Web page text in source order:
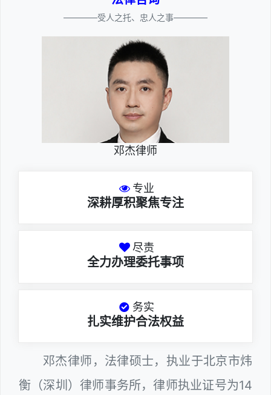
————受人之托、忠人之事————
邓杰律师
专业
深耕厚积聚焦专注
尽责
全力办理委托事项
务实
扎实维护合法权益
邓杰律师，法律硕士，执业于北京市炜
衡（深圳）律师事务所，律师执业证号为14